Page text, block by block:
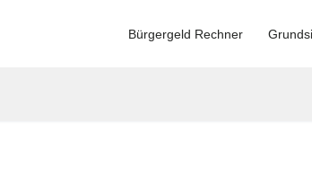
Bürgergeld Rechner